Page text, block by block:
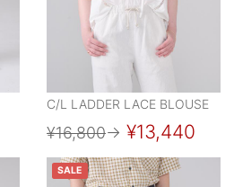
C/L LADDER LACE BLOUSE
¥16,800→ ¥13,440
SALE